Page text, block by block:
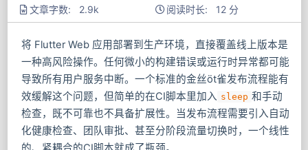
文章字数: 2.9k 阅读时长: 12 分
将 Flutter Web 应用部署到生产环境，直接覆盖线上版本是
一种高风险操作。任何微小的构建错误或运行时异常都可能
导致所有用户服务中断。一个标准的金丝öt雀发布流程能有
效缓解这个问题，但简单的在CI脚本里加入 sleep 和手动
检查，既不可靠也不具备扩展性。当发布流程需要引入自动
化健康检查、团队审批、甚至分阶段流量切换时，一个线性